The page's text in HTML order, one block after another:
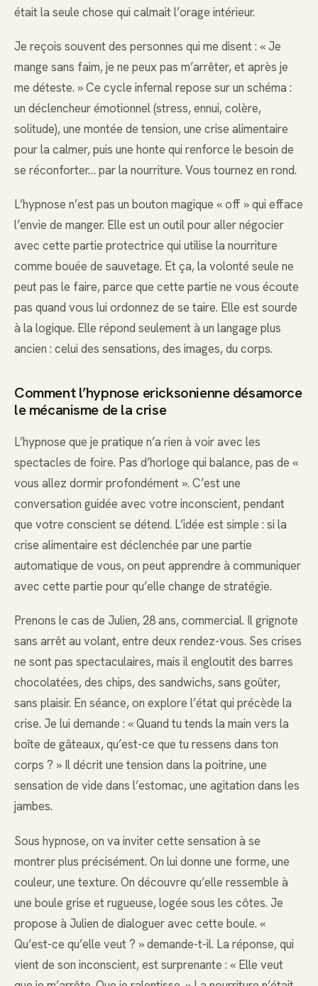
était la seule chose qui calmait l’orage intérieur.
Je reçois souvent des personnes qui me disent : « Je
mange sans faim, je ne peux pas m’arrêter, et après je
me déteste. » Ce cycle infernal repose sur un schéma :
un déclencheur émotionnel (stress, ennui, colère,
solitude), une montée de tension, une crise alimentaire
pour la calmer, puis une honte qui renforce le besoin de
se réconforter… par la nourriture. Vous tournez en rond.
L’hypnose n’est pas un bouton magique « off » qui efface
l’envie de manger. Elle est un outil pour aller négocier
avec cette partie protectrice qui utilise la nourriture
comme bouée de sauvetage. Et ça, la volonté seule ne
peut pas le faire, parce que cette partie ne vous écoute
pas quand vous lui ordonnez de se taire. Elle est sourde
à la logique. Elle répond seulement à un langage plus
ancien : celui des sensations, des images, du corps.
Comment l’hypnose ericksonienne désamorce
le mécanisme de la crise
L’hypnose que je pratique n’a rien à voir avec les
spectacles de foire. Pas d’horloge qui balance, pas de «
vous allez dormir profondément ». C’est une
conversation guidée avec votre inconscient, pendant
que votre conscient se détend. L’idée est simple : si la
crise alimentaire est déclenchée par une partie
automatique de vous, on peut apprendre à communiquer
avec cette partie pour qu’elle change de stratégie.
Prenons le cas de Julien, 28 ans, commercial. Il grignote
sans arrêt au volant, entre deux rendez-vous. Ses crises
ne sont pas spectaculaires, mais il engloutit des barres
chocolatées, des chips, des sandwichs, sans goûter,
sans plaisir. En séance, on explore l’état qui précède la
crise. Je lui demande : « Quand tu tends la main vers la
boîte de gâteaux, qu’est-ce que tu ressens dans ton
corps ? » Il décrit une tension dans la poitrine, une
sensation de vide dans l’estomac, une agitation dans les
jambes.
Sous hypnose, on va inviter cette sensation à se
montrer plus précisément. On lui donne une forme, une
couleur, une texture. On découvre qu’elle ressemble à
une boule grise et rugueuse, logée sous les côtes. Je
propose à Julien de dialoguer avec cette boule. «
Qu’est-ce qu’elle veut ? » demande-t-il. La réponse, qui
vient de son inconscient, est surprenante : « Elle veut